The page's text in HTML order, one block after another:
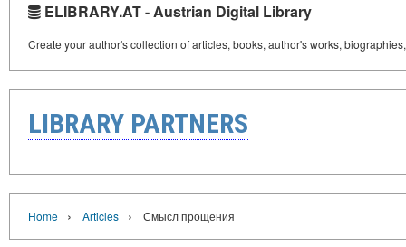
ELIBRARY.AT - Austrian Digital Library
Create your author's collection of articles, books, author's works,
LIBRARY PARTNERS
Home › Articles › Смысл прощения